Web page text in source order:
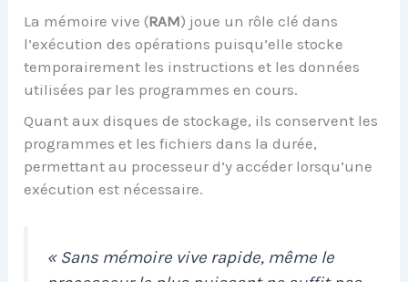
La mémoire vive (RAM) joue un rôle clé dans
l’exécution des opérations puisqu’elle stocke
temporairement les instructions et les données
utilisées par les programmes en cours.
Quant aux disques de stockage, ils conservent les
programmes et les fichiers dans la durée,
permettant au processeur d’y accéder lorsqu’une
exécution est nécessaire.
« Sans mémoire vive rapide, même le